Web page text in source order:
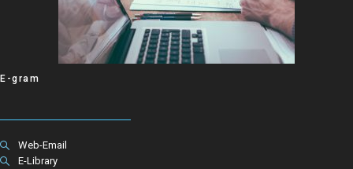
E-gram
Web-Email
E-Library